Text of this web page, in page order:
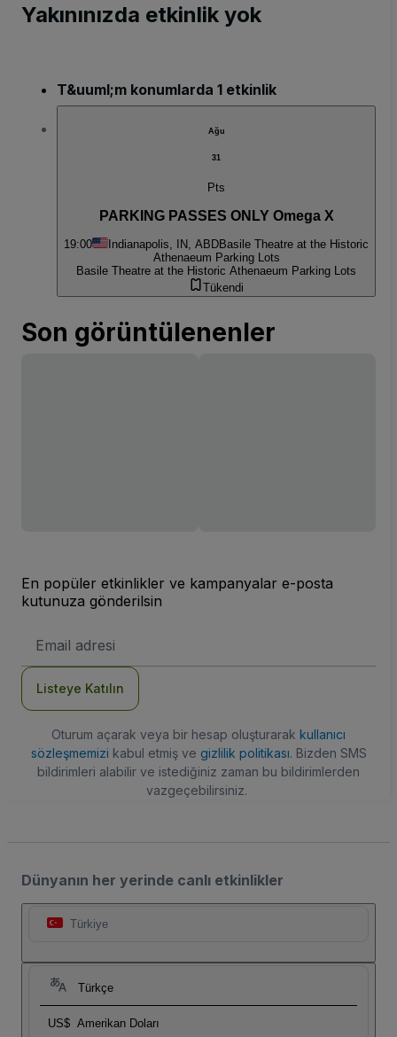
Yakınınızda etkinlik yok
T&uuml;m konumlarda 1 etkinlik
Ağu
31
Pts
PARKING PASSES ONLY Omega X
19:00 Indianapolis, IN, ABDBasile Theatre at the Historic
Athenaeum Parking Lots
Basile Theatre at the Historic Athenaeum Parking Lots
Tükendi
Son görüntülenenler
En popüler etkinlikler ve kampanyalar e-posta
kutunuza gönderilsin
posta
Listeye Katılın
Oturum açarak veya bir hesap oluşturarak kullanıcı
sözleşmemizi kabul etmiş ve gizlilik politikası. Bizden SMS
bildirimleri alabilir ve istediğiniz zaman bu bildirimlerden
vazgeçebilirsiniz.
Dünyanın her yerinde canlı etkinlikler
Türkiye
Türkçe
US$ Amerikan Doları